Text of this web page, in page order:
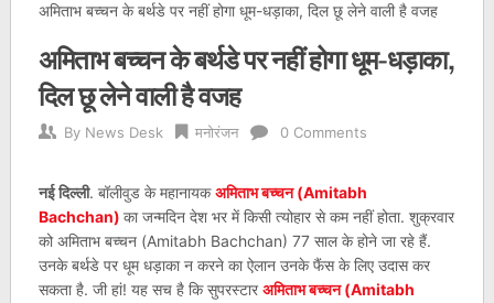
अमिताभ बच्चन के बर्थडे पर नहीं होगा धूम-धड़ाका, दिल छू लेने वाली है वजह
अमिताभ बच्चन के बर्थडे पर नहीं होगा धूम-धड़ाका,
दिल छू लेने वाली है वजह
By News Desk मनोरंजन 0 Comments
नई दिल्ली. बॉलीवुड के महानायकअमिताभ बच्चन (Amitabh
Bachchan) का जन्मदिन देश भर में किसी त्योहार से कम नहीं होता. शुक्रवार
को अमिताभ बच्चन (Amitabh Bachchan) 77 साल के होने जा रहे हैं.
उनके बर्थडे पर धूम धड़ाका न करने का ऐलान उनके फैंस के लिए उदास कर
सकता है. जी हां! यह सच है कि सुपरस्टार अमिताभ बच्चन (Amitabh